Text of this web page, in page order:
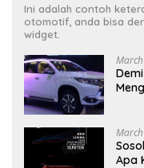
Ini adalah contoh
otomotif, anda bisa
widget.
Apa